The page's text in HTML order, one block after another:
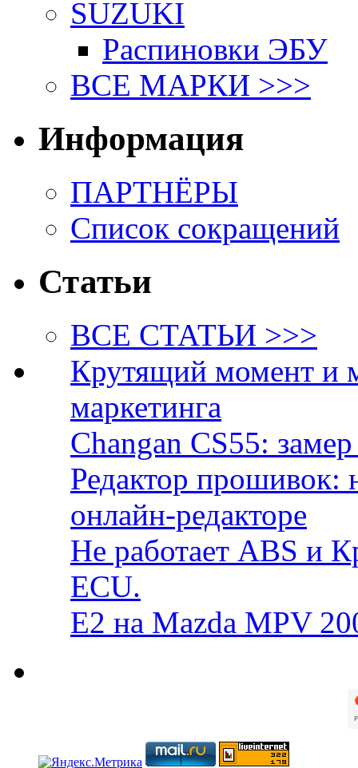
SUZUKI
Распиновки ЭБУ
ВСЕ МАРКИ >>>
Информация
ПАРТНЁРЫ
Список сокращений
Статьи
ВСЕ СТАТЬИ >>>
Крутящий момент и
маркетинга
Changan CS55:
Редактор прошивок:
онлайн-редакторе
Не работает ABS и
ECU.
E2 на Mazda MPV